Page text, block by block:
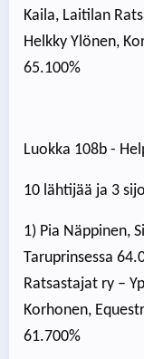
Kaila, Laitilan
Helkky Ylönen,
65.100%
Luokka 108b -
10 lähtijää ja 3
1) Pia Näppinen,
Taruprinsessa
Ratsastajat ry –
Korhonen,
61.700%